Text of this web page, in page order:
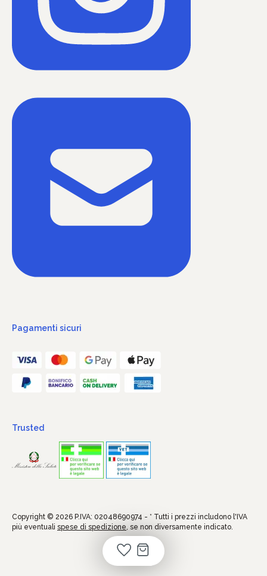
Pagamenti sicuri
Trusted
Copyright © 2026 P.IVA: 02048690974 - * Tutti i prezzi includono l'IVA
più eventuali spese di spedizione, se non diversamente indicato.